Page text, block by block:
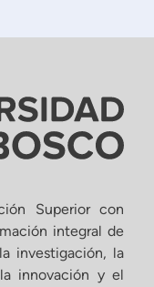
Superior con
integral de
investigación, la
innovación y el